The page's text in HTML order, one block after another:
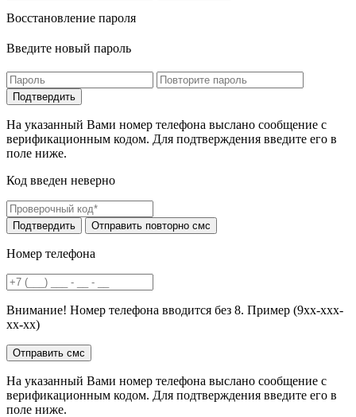
Восстановление пароля
Введите новый пароль
На указанный Вами номер телефона выслано сообщение с
верификационным кодом. Для подтверждения введите его в
поле ниже.
Код введен неверно
Номер телефона
Внимание! Номер телефона вводится без 8. Пример (9хх-ххх-
хх-хх)
На указанный Вами номер телефона выслано сообщение с
верификационным кодом. Для подтверждения введите его в
поле ниже.